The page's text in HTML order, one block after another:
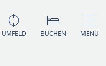
UMFELD BUCHEN MENÜ